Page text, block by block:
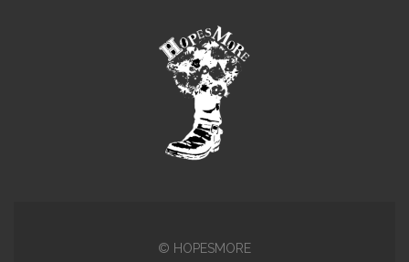
© HOPESMORE